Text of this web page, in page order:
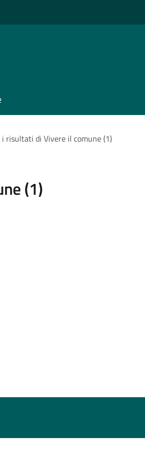
risultati di Vivere il comune (1)
(1)